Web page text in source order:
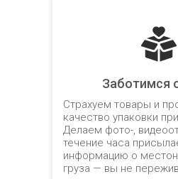
Заботимся
Страхуем товары и
качество упаковки
Делаем фото-,
течение часа
информацию о
груза — вы не